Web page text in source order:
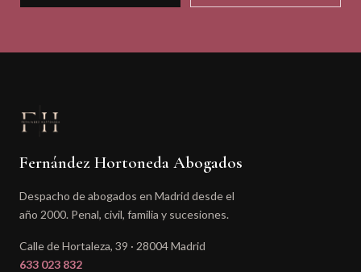
Fernández Hortoneda Abogados
Despacho de abogados en Madrid desde el
año 2000. Penal, civil, familia y sucesiones.
Calle de Hortaleza, 39 · 28004 Madrid
633 023 832